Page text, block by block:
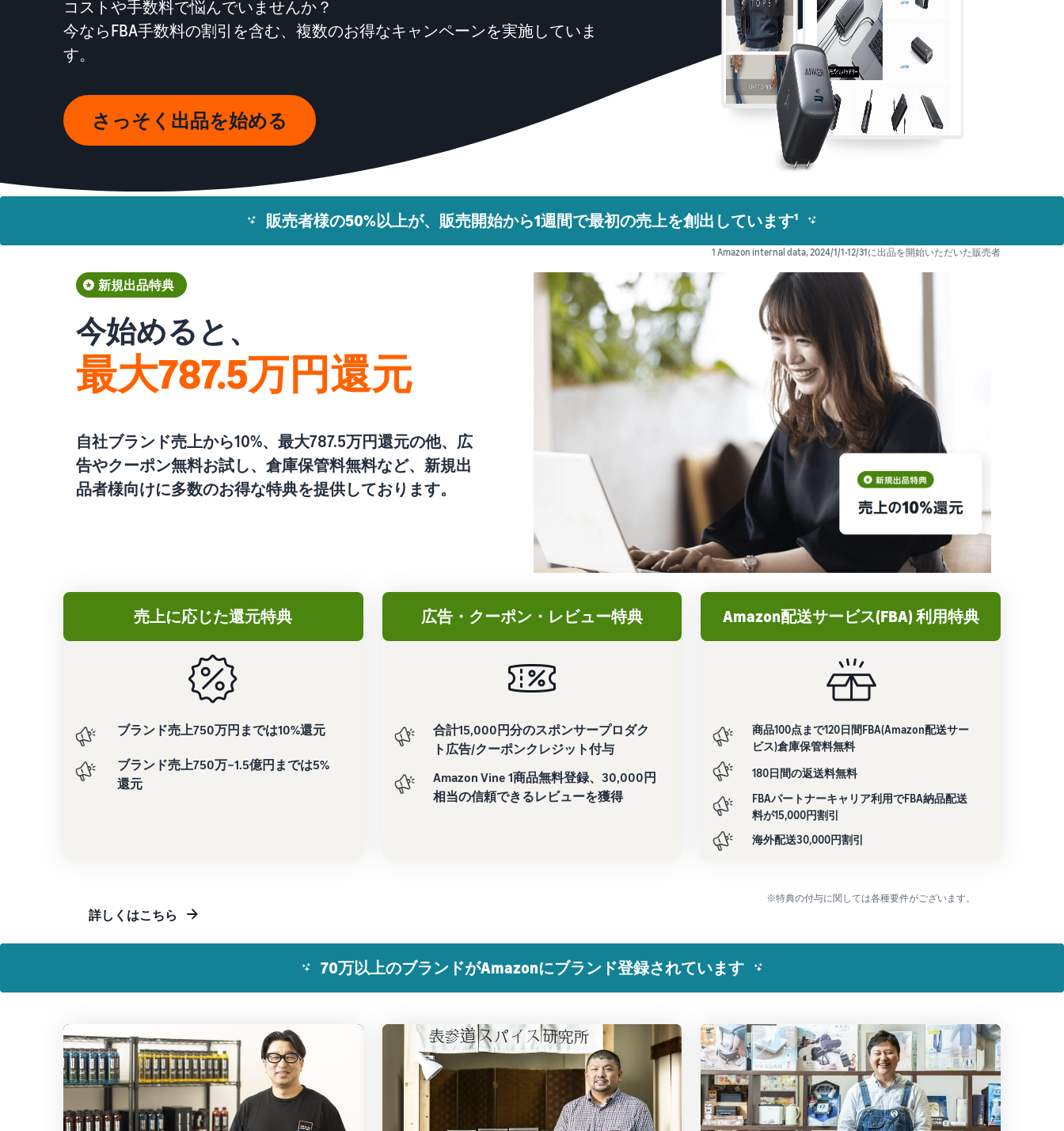
コストや手数料で悩んでいませんか？
今ならFBA手数料の割引を含む、複数のお得なキャンペーンを実施していま
す。
さっそく出品を始める
販売者様の50%以上が、販売開始から1週間で最初の売上を創出しています¹
1 Amazon internal data, 2024/1/1-12/31に出品を開始いただいた販売者
新規出品特典
今始めると、
最大787.5万円還元
自社ブランド売上から10%、最大787.5万円還元の他、広
告やクーポン無料お試し、倉庫保管料無料など、新規出
品者様向けに多数のお得な特典を提供しております。
売上に応じた還元特典
ブランド売上750万円までは10%還元
ブランド売上750万~1.5億円までは5%
還元
広告・クーポン・レビュー特典
合計15,000円分のスポンサープロダク
ト広告/クーポンクレジット付与
Amazon Vine 1商品無料登録、30,000円
相当の信頼できるレビューを獲得
Amazon配送サービス(FBA) 利用特典
商品100点まで120日間FBA(Amazon配送サー
ビス)倉庫保管料無料
180日間の返送料無料
FBAパートナーキャリア利用でFBA納品配送
料が15,000円割引
海外配送30,000円割引
※特典の付与に関しては各種要件がございます。
詳しくはこちら
70万以上のブランドがAmazonにブランド登録されています